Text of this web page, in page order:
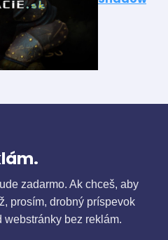
zadarmo. Ak chceš, aby
prosím, drobný príspevok
bez reklám.